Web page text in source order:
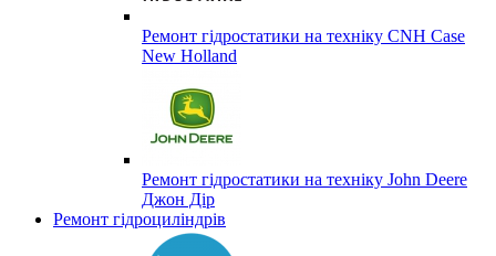
Ремонт гідростатики на техніку CNH Case
New Holland
Ремонт гідростатики на техніку John Deere
Джон Дір
Ремонт гідроциліндрів